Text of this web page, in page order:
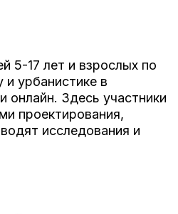
5-17 лет и взрослых по
и урбанистике в
онлайн. Здесь участники
проектирования,
исследования и